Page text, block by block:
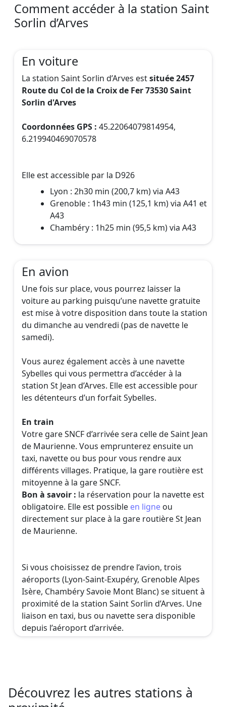
Comment accéder à la station Saint
Sorlin d’Arves
En voiture
La station Saint Sorlin d’Arves estsituée 2457
Route du Col de la Croix de Fer 73530 Saint
Sorlin d'Arves
Coordonnées GPS : 45.22064079814954,
6.219940469070578
Elle est accessible par la D926
Lyon : 2h30 min (200,7 km) via A43
Grenoble : 1h43 min (125,1 km) via A41 et
A43
Chambéry : 1h25 min (95,5 km) via A43
En avion
Une fois sur place, vous pourrez laisser la
voiture au parking puisqu’une navette gratuite
est mise à votre disposition dans toute la station
du dimanche au vendredi (pas de navette le
samedi).
Vous aurez également accès à une navette
Sybelles qui vous permettra d’accéder à la
station St Jean d’Arves. Elle est accessible pour
les détenteurs d’un forfait Sybelles.
En train
Votre gare SNCF d’arrivée sera celle de Saint Jean
de Maurienne. Vous emprunterez ensuite un
taxi, navette ou bus pour vous rendre aux
différents villages. Pratique, la gare routière est
mitoyenne à la gare SNCF.
Bon à savoir : la réservation pour la navette est
obligatoire. Elle est possible en ligne ou
directement sur place à la gare routière St Jean
de Maurienne.
Si vous choisissez de prendre l’avion, trois
aéroports (Lyon-Saint-Exupéry, Grenoble Alpes
Isère, Chambéry Savoie Mont Blanc) se situent à
proximité de la station Saint Sorlin d’Arves. Une
liaison en taxi, bus ou navette sera disponible
depuis l’aéroport d’arrivée.
Découvrez les autres stations à